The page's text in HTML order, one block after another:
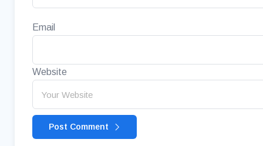
Email
Website
Post Comment